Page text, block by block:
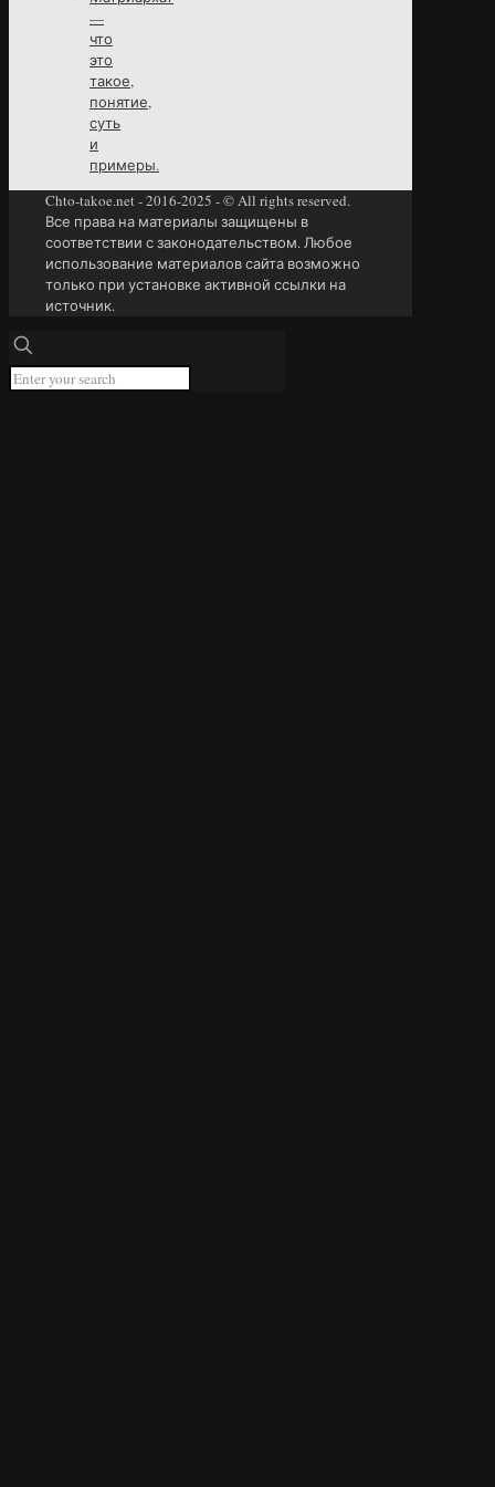
—
что
это
такое,
понятие,
суть
и
примеры.
Chto-takoe.net - 2016-2025 - © All rights reserved.
Все права на материалы защищены в
соответствии с законодательством. Любое
использование материалов сайта возможно
только при установке активной ссылки на
источник.